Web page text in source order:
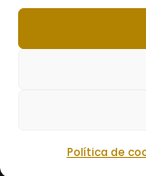
Política de